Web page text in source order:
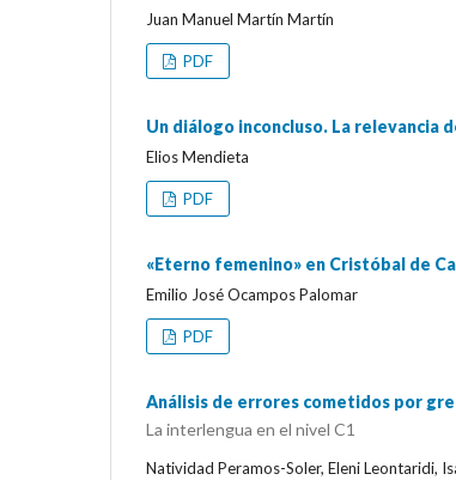
Juan Manuel Martín Martín
PDF
Un diálogo inconcluso. La
Elios Mendieta
PDF
«Eterno femenino» en Cristóbal de
Emilio José Ocampos Palomar
PDF
Análisis de errores cometidos por
La interlengua en el nivel C1
Natividad Peramos-Soler, Eleni Leontaridi,